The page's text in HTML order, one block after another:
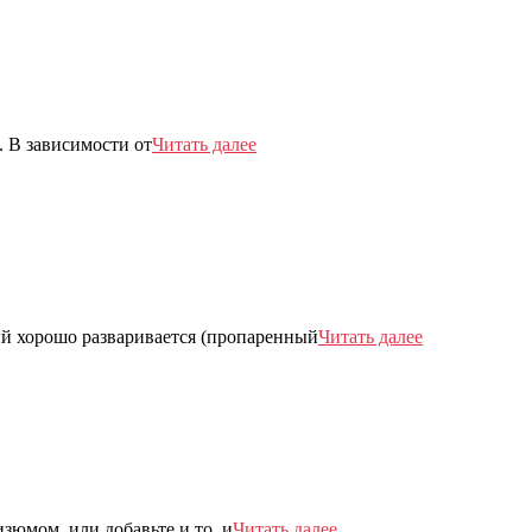
зависимости отЧитать далее
хорошо разваривается (пропаренныйЧитать далее